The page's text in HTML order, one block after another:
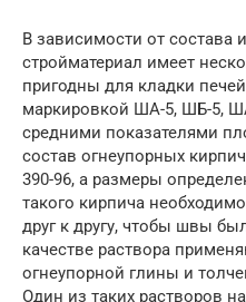
В зависимости от состава
стройматериал имеет
пригодны для кладки
маркировкой ША-5, ШБ-5,
средними показателями
состав огнеупорных
390-96, а размеры
такого кирпича
друг к другу, чтобы швы
качестве раствора
огнеупорной глины и
Один из таких растворов